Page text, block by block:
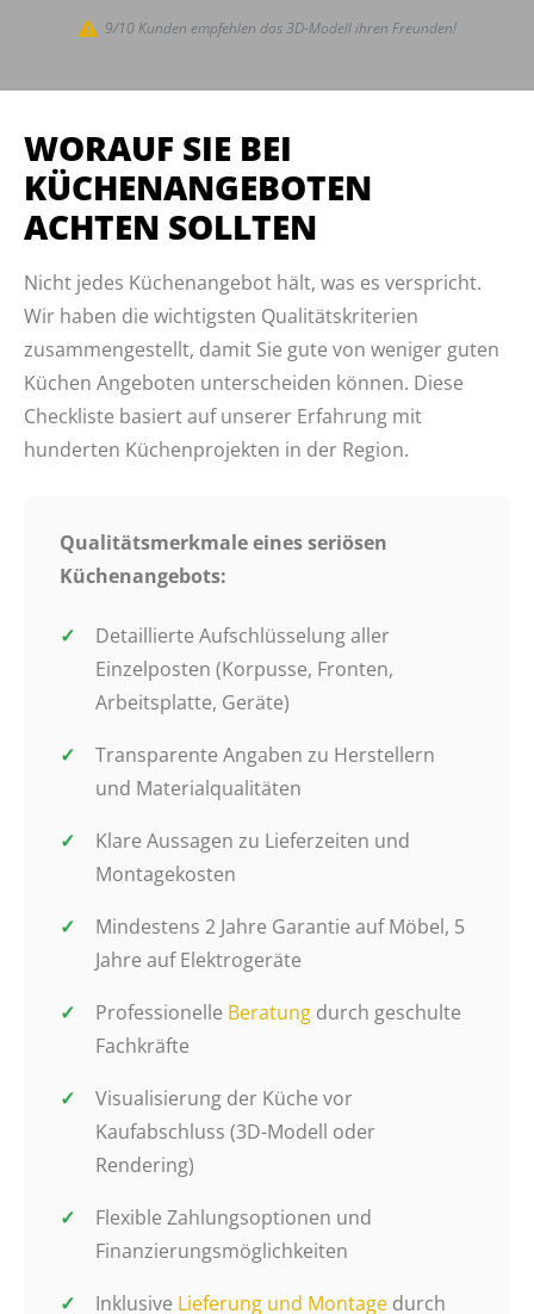
9/10 Kunden empfehlen das 3D-Modell ihren Freunden!
WORAUF SIE BEI
KÜCHENANGEBOTEN
ACHTEN SOLLTEN
Nicht jedes Küchenangebot hält, was es verspricht.
Wir haben die wichtigsten Qualitätskriterien
zusammengestellt, damit Sie gute von weniger guten
Küchen Angeboten unterscheiden können. Diese
Checkliste basiert auf unserer Erfahrung mit
hunderten Küchenprojekten in der Region.
Qualitätsmerkmale eines seriösen
Küchenangebots:
Detaillierte Aufschlüsselung aller
Einzelposten (Korpusse, Fronten,
Arbeitsplatte, Geräte)
Transparente Angaben zu Herstellern
und Materialqualitäten
Klare Aussagen zu Lieferzeiten und
Montagekosten
Mindestens 2 Jahre Garantie auf Möbel, 5
Jahre auf Elektrogeräte
Professionelle Beratung durch geschulte
Fachkräfte
Visualisierung der Küche vor
Kaufabschluss (3D-Modell oder
Rendering)
Flexible Zahlungsoptionen und
Finanzierungsmöglichkeiten
Inklusive Lieferung und Montage durch